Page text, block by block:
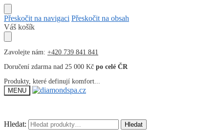
Přeskočit na navigaci Přeskočit na obsah
Váš košík
Zavolejte nám: +420 739 841 841
Doručení zdarma nad 25 000 Kč po celé ČR
Produkty, které definují komfort...
MENU
Hledat: Hledat
Hledat: Hledat